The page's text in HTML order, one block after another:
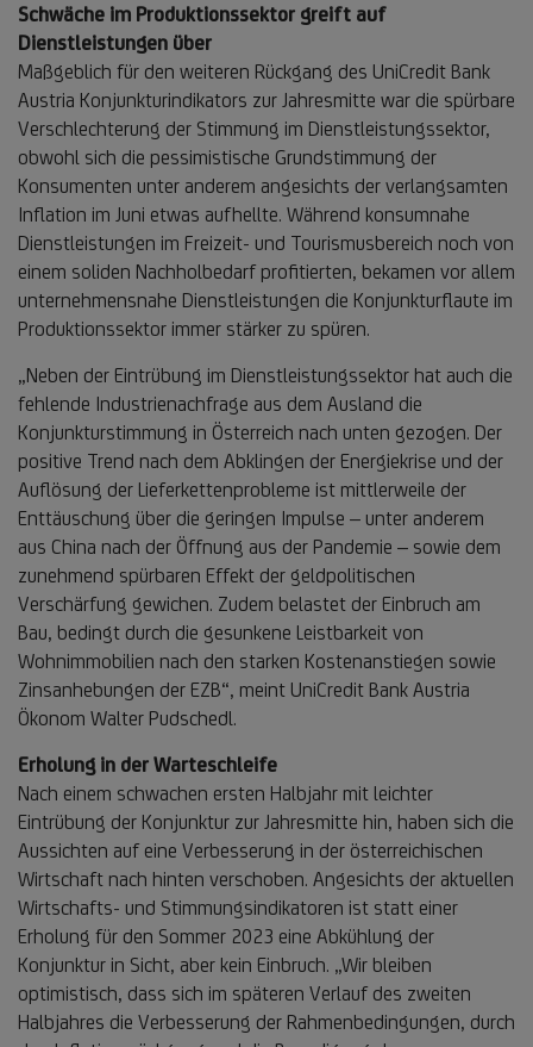
Schwäche im Produktionssektor greift auf
Dienstleistungen über
Maßgeblich für den weiteren Rückgang des UniCredit Bank
Austria Konjunkturindikators zur Jahresmitte war die spürbare
Verschlechterung der Stimmung im Dienstleistungssektor,
obwohl sich die pessimistische Grundstimmung der
Konsumenten unter anderem angesichts der verlangsamten
Inflation im Juni etwas aufhellte. Während konsumnahe
Dienstleistungen im Freizeit- und Tourismusbereich noch von
einem soliden Nachholbedarf profitierten, bekamen vor allem
unternehmensnahe Dienstleistungen die Konjunkturflaute im
Produktionssektor immer stärker zu spüren.
„Neben der Eintrübung im Dienstleistungssektor hat auch die
fehlende Industrienachfrage aus dem Ausland die
Konjunkturstimmung in Österreich nach unten gezogen. Der
positive Trend nach dem Abklingen der Energiekrise und der
Auflösung der Lieferkettenprobleme ist mittlerweile der
Enttäuschung über die geringen Impulse – unter anderem
aus China nach der Öffnung aus der Pandemie – sowie dem
zunehmend spürbaren Effekt der geldpolitischen
Verschärfung gewichen. Zudem belastet der Einbruch am
Bau, bedingt durch die gesunkene Leistbarkeit von
Wohnimmobilien nach den starken Kostenanstiegen sowie
Zinsanhebungen der EZB“, meint UniCredit Bank Austria
Ökonom Walter Pudschedl.
Erholung in der Warteschleife
Nach einem schwachen ersten Halbjahr mit leichter
Eintrübung der Konjunktur zur Jahresmitte hin, haben sich die
Aussichten auf eine Verbesserung in der österreichischen
Wirtschaft nach hinten verschoben. Angesichts der aktuellen
Wirtschafts- und Stimmungsindikatoren ist statt einer
Erholung für den Sommer 2023 eine Abkühlung der
Konjunktur in Sicht, aber kein Einbruch. „Wir bleiben
optimistisch, dass sich im späteren Verlauf des zweiten
Halbjahres die Verbesserung der Rahmenbedingungen, durch